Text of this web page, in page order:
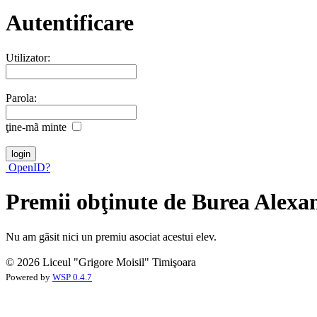
Autentificare
Utilizator:
Parola:
ţine-mã minte
OpenID?
Premii obţinute de Burea
Nu am gãsit nici un premiu asociat acestui elev.
© 2026 Liceul "Grigore Moisil" Timişoara
Powered by WSP 0.4.7